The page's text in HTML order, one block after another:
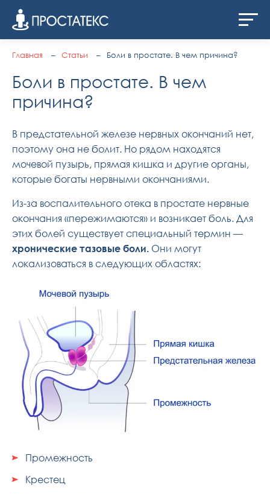
Главная Статьи Боли в простате. В чем причина?
Боли в простате. В чем
причина?
В предстательной железе нервных окончаний нет,
поэтому она не болит. Но рядом находятся
мочевой пузырь, прямая кишка и другие органы,
которые богаты нервными окончаниями.
Из-за воспалительного отека в простате нервные
окончания «пережимаются» и возникает боль. Для
этих болей существует специальный термин —
хронические тазовые боли. Они могут
локализоваться в следующих областях:
Промежность
Крестец